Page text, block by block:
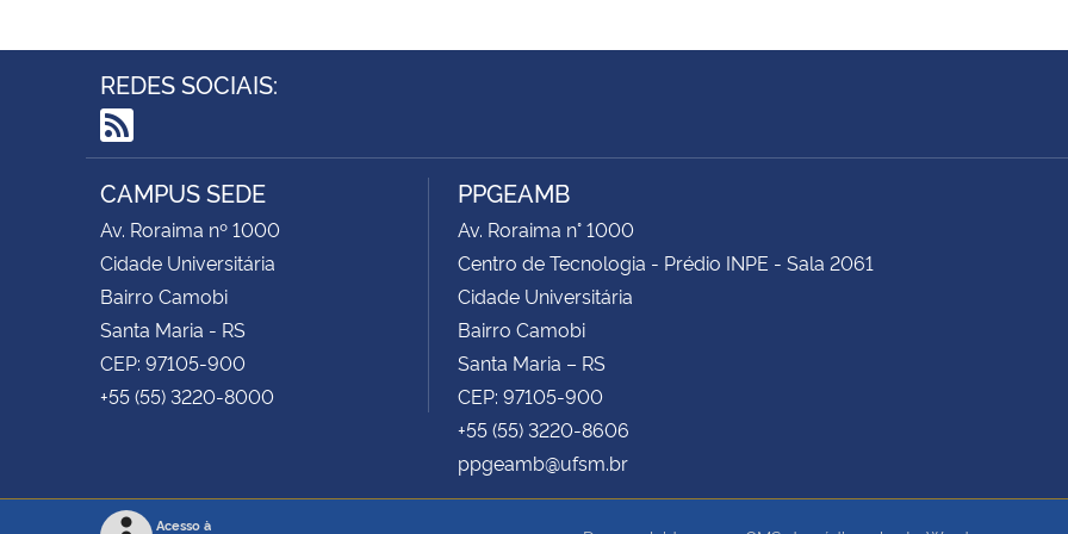
REDES SOCIAIS:
RSS
CAMPUS SEDE
Av. Roraima nº 1000
Cidade Universitária
Bairro Camobi
Santa Maria - RS
CEP: 97105-900
+55 (55) 3220-8000
PPGEAMB
Av. Roraima n° 1000
Centro de Tecnologia - Prédio INPE - Sala 2061
Cidade Universitária
Bairro Camobi
Santa Maria – RS
CEP: 97105-900
+55 (55) 3220-8606
ppgeamb@ufsm.br
Acesso à